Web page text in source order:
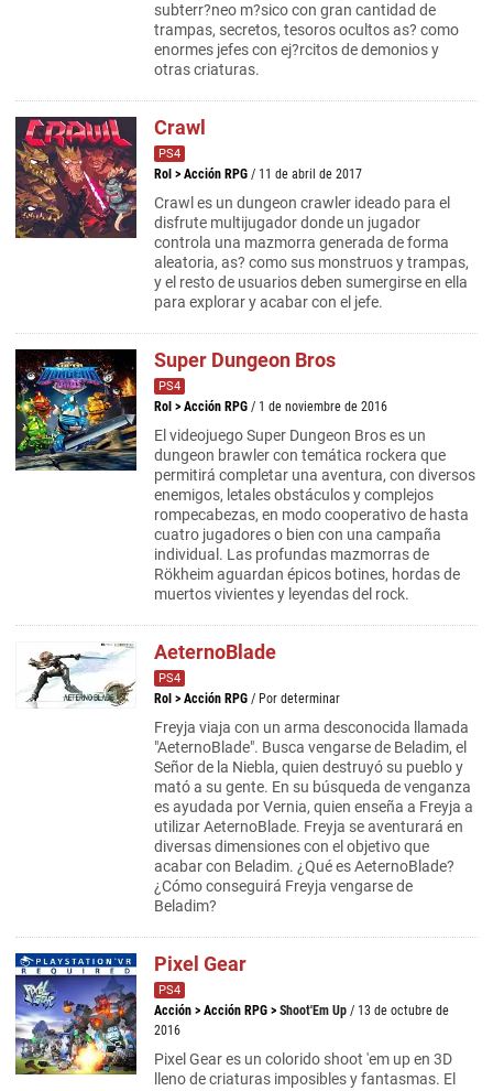
subterr?neo m?sico con gran cantidad de
trampas, secretos, tesoros ocultos as? como
enormes jefes con ej?rcitos de demonios y
otras criaturas.
Crawl
PS4
Rol > Acción RPG / 11 de abril de 2017
Crawl es un dungeon crawler ideado para el
disfrute multijugador donde un jugador
controla una mazmorra generada de forma
aleatoria, as? como sus monstruos y trampas,
y el resto de usuarios deben sumergirse en ella
para explorar y acabar con el jefe.
Super Dungeon Bros
PS4
Rol > Acción RPG / 1 de noviembre de 2016
El videojuego Super Dungeon Bros es un
dungeon brawler con temática rockera que
permitirá completar una aventura, con diversos
enemigos, letales obstáculos y complejos
rompecabezas, en modo cooperativo de hasta
cuatro jugadores o bien con una campaña
individual. Las profundas mazmorras de
Rökheim aguardan épicos botines, hordas de
muertos vivientes y leyendas del rock.
AeternoBlade
PS4
Rol > Acción RPG / Por determinar
Freyja viaja con un arma desconocida llamada
"AeternoBlade". Busca vengarse de Beladim, el
Señor de la Niebla, quien destruyó su pueblo y
mató a su gente. En su búsqueda de venganza
es ayudada por Vernia, quien enseña a Freyja a
utilizar AeternoBlade. Freyja se aventurará en
diversas dimensiones con el objetivo que
acabar con Beladim. ¿Qué es AeternoBlade?
¿Cómo conseguirá Freyja vengarse de
Beladim?
Pixel Gear
PS4
Acción > Acción RPG > Shoot'Em Up / 13 de octubre de
2016
Pixel Gear es un colorido shoot 'em up en 3D
lleno de criaturas imposibles y fantasmas. El